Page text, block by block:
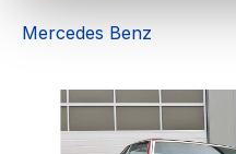
Mercedes Benz
Bildergalerie überspringen